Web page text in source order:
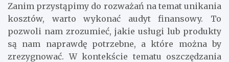
Zanim przystąpimy do rozważań na temat unikania
kosztów, warto wykonać audyt finansowy. To
pozwoli nam zrozumieć, jakie usługi lub produkty
są nam naprawdę potrzebne, a które można by
zrezygnować. W kontekście tematu oszczędzania